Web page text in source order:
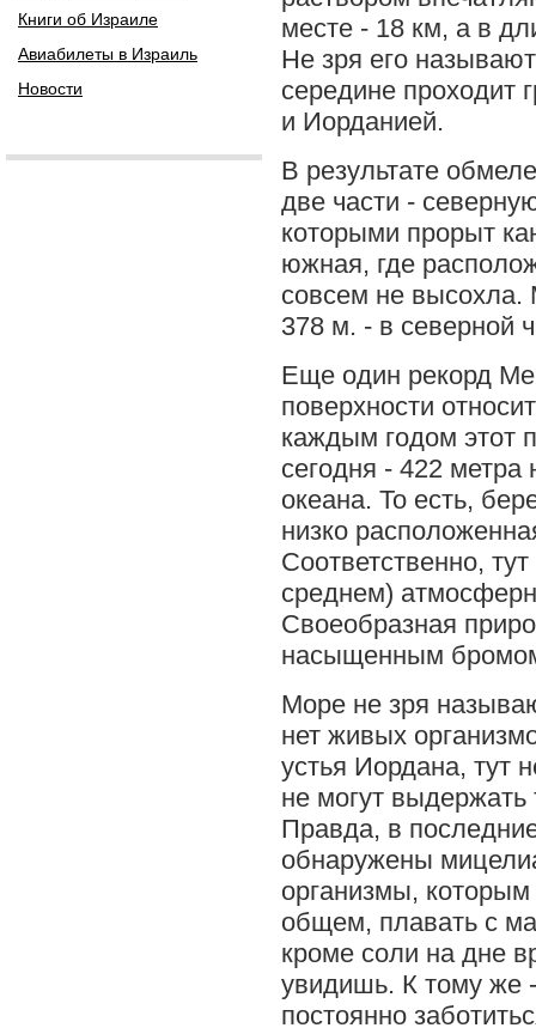
Книги об Израиле
Авиабилеты в Израиль
Новости
месте - 18 км, а в
Не зря его
середине проходит
и Иорданией.
В результате
две части -
которыми прорыт
южная, где
совсем не высохла.
378 м. - в северной
Еще один рекорд
поверхности
каждым годом этот
сегодня - 422
океана. То есть,
низко
Соответственно,
среднем)
Своеобразная
насыщенным
Море не зря
нет живых
устья Иордана, тут
не могут
Правда, в
обнаружены
организмы,
общем, плавать с
кроме соли на дне
увидишь. К тому же
постоянно